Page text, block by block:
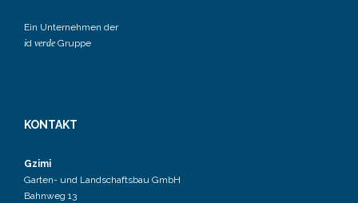
Ein Unternehmen der
id verde Gruppe
KONTAKT
Gzimi
Garten- und Landschaftsbau GmbH
Bahnweg 13